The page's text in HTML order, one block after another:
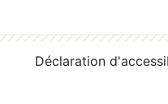
Déclaration